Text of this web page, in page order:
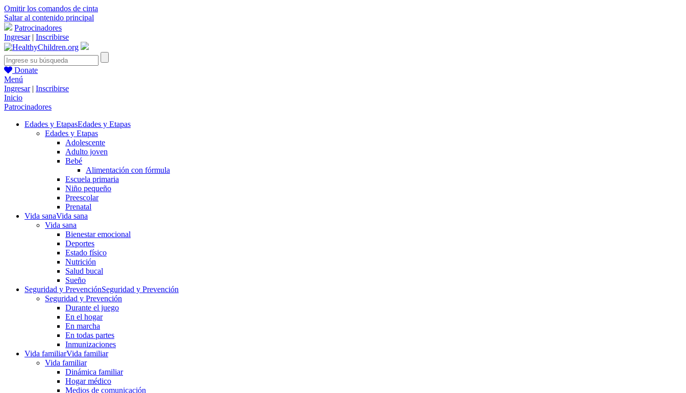
Omitir los comandos de cinta
Saltar al contenido principal
Patrocinadores
Ingresar| Inscribirse
Donate
Menú
Ingresar| Inscribirse
Inicio
Patrocinadores
Edades y EtapasEdades y Etapas
Edades y Etapas
Adolescente
Adulto joven
Bebé
Alimentación con fórmula
Escuela primaria
Niño pequeño
Preescolar
Prenatal
Vida sanaVida sana
Vida sana
Bienestar emocional
Deportes
Estado físico
Nutrición
Salud bucal
Sueño
Seguridad y PrevenciónSeguridad y Prevención
Seguridad y Prevención
Durante el juego
En el hogar
En marcha
En todas partes
Inmunizaciones
Vida familiarVida familiar
Vida familiar
Dinámica familiar
Hogar médico
Medios de comunicación